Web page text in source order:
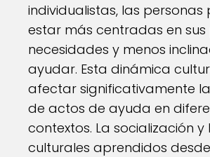
individualistas, las personas
estar más centradas en
necesidades y menos
ayudar. Esta dinámica
afectar significativamente
de actos de ayuda en
contextos. La socialización y
culturales aprendidos